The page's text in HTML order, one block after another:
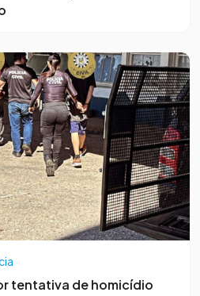
tentativa de homicídio